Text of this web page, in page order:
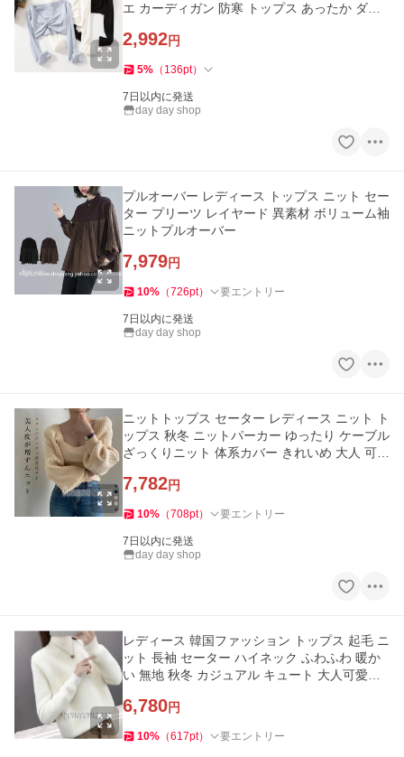
エ カーディガン 防寒 トップス あったか ダン
2,992円
5% （ 136pt）
7日以内に発送
day day shop
プルオーバー レディース トップス ニット セー
ター プリーツ レイヤード 異素材 ボリューム袖
ニットプルオーバー
7,979円
10% （726pt） 要エントリー
7日以内に発送
day day shop
ニットトップス セーター レディース ニット ト
ップス 秋冬 ニットパーカー ゆったり ケーブル
ざっくりニット 体系カバー きれいめ 大人 可愛
7,782円
10% （708pt） 要エントリー
7日以内に発送
day day shop
レディース 韓国ファッション トップス 起毛 ニ
ット 長袖 セーター ハイネック ふわふわ 暖か
い 無地 秋冬 カジュアル キュート 大人可愛い
6,780円
10% （617pt） 要エントリー